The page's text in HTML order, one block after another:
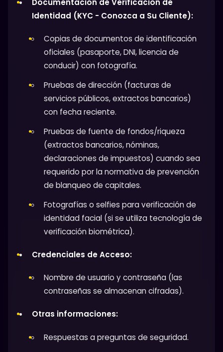
Identidad (KYC - Conozca a Su Cliente):
Copias de documentos de identificación
oficiales (pasaporte, DNI, licencia de
conducir) con fotografía.
Pruebas de dirección (facturas de
servicios públicos, extractos bancarios)
con fecha reciente.
Pruebas de fuente de fondos/riqueza
(extractos bancarios, nóminas,
declaraciones de impuestos) cuando sea
requerido por la normativa de prevención
de blanqueo de capitales.
Fotografías o selfies para verificación de
identidad facial (si se utiliza tecnología de
verificación biométrica).
Credenciales de Acceso:
Nombre de usuario y contraseña (las
contraseñas se almacenan cifradas).
Otras informaciones:
Respuestas a preguntas de seguridad.